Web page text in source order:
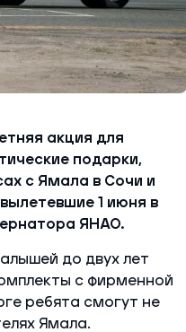
акция для
подарки,
с Ямала в Сочи и
1 июня в
ЯНАО.
до двух лет
с фирменной
ребята смогут не
Ямала.